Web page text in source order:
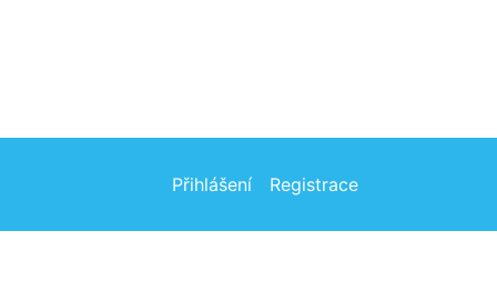
Přihlášení Registrace